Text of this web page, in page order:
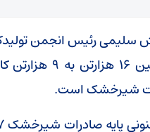
سلیمی رئیس انجمن
ماه قبل که
شیرخشک است.